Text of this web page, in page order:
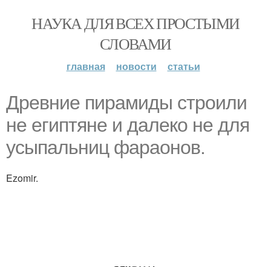
НАУКА ДЛЯ ВСЕХ ПРОСТЫМИ
СЛОВАМИ
главная новости статьи
Древние пирамиды строили
не египтяне и далеко не для
усыпальниц фараонов.
Ezomir.